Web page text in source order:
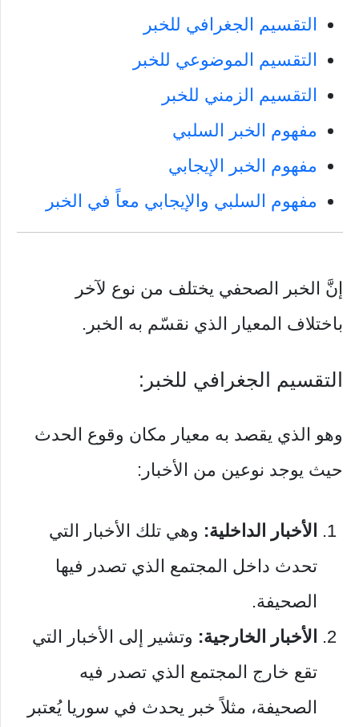
التقسيم الجغرافي للخبر
التقسيم الموضوعي للخبر
التقسيم الزمني للخبر
مفهوم الخبر السلبي
مفهوم الخبر الإيجابي
مفهوم السلبي والإيجابي معاً في الخبر
إنَّ الخبر الصحفي يختلف من نوع لآخر
باختلاف المعيار الذي نقسّم به الخبر.
التقسيم الجغرافي للخبر:
وهو الذي يقصد به معيار مكان وقوع الحدث
حيث يوجد نوعين من الأخبار:
الأخبار الداخلية: وهي تلك الأخبار التي
تحدث داخل المجتمع الذي تصدر فيها
الصحيفة.
الأخبار الخارجية: وتشير إلى الأخبار التي
تقع خارج المجتمع الذي تصدر فيه
الصحيفة، مثلاً خبر يحدث في سوريا يُعتبر